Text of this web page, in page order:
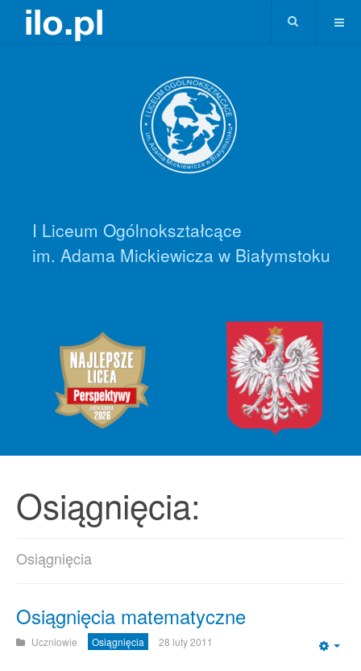
I Liceum Ogólnokształcące
im. Adama Mickiewicza w Białymstoku
Osiągnięcia:
Osiągnięcia
Osiągnięcia matematyczne
Uczniowie Osiągnięcia 28 luty 2011